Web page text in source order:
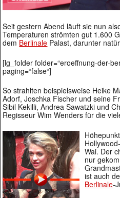
Seit gestern Abend läuft sie nun
Temperaturen strömten gut 1.600
demBerlinale Palast, darunter
[lg_folder folder=“eroeffnung-der-
paging=“false“]
So strahlten beispielsweise Heike
Adorf, Joschka Fischer und seine
Sibil Kekilli, Andrea Sawatzki und
Regisseur Wim Wenders für die
Wai. Der
nur
ist auch
Berlinale-